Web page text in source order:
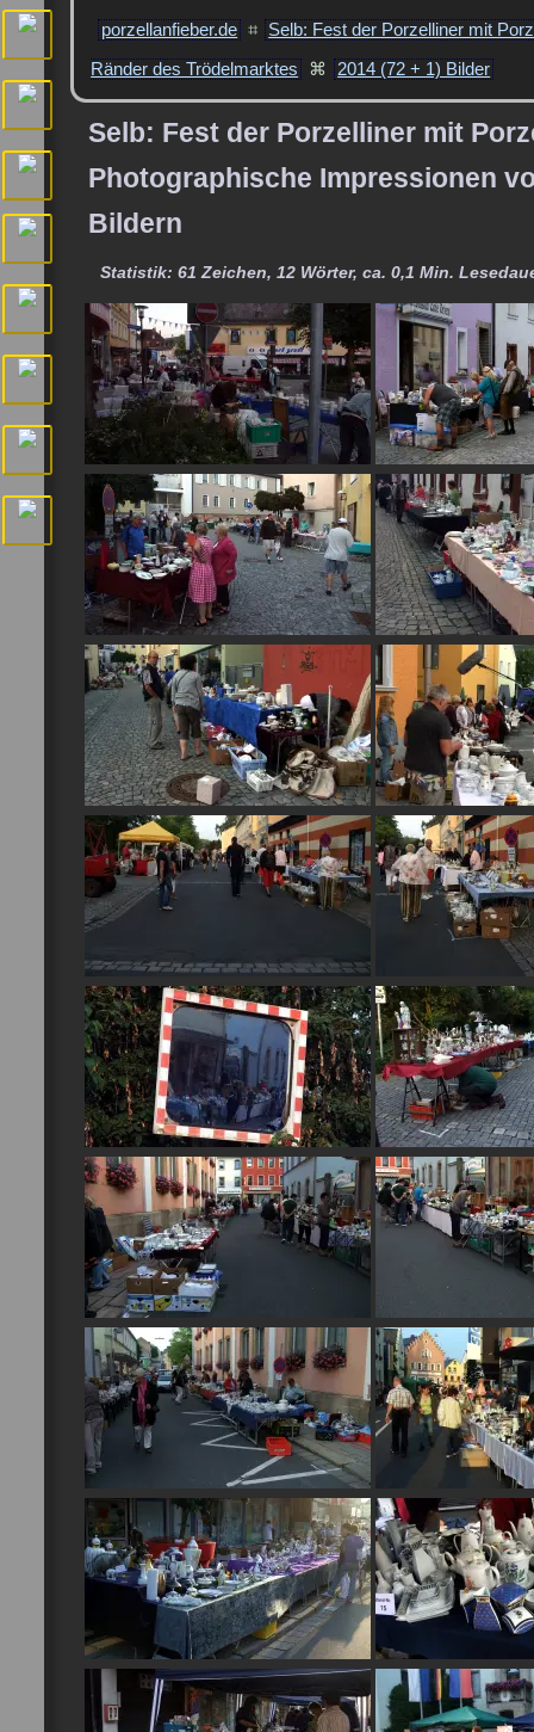
porzellanfieber.de ⌗ Selb: Fest der Porzelliner mit
Ränder des Trödelmarktes ⌘ 2014 (72 + 1) Bilder
Selb: Fest der Porzelliner mit
Photographische Impressionen
Bildern
Statistik: 61 Zeichen, 12 Wörter, ca. 0,1 Min.